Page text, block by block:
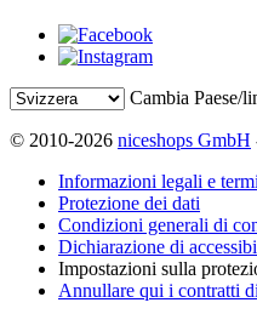
Cambia Paese/
© 2010-2026 niceshops GmbH
Informazioni legali e
Protezione dei dati
Condizioni generali di
Dichiarazione di
Impostazioni sulla
Annullare qui i contratti